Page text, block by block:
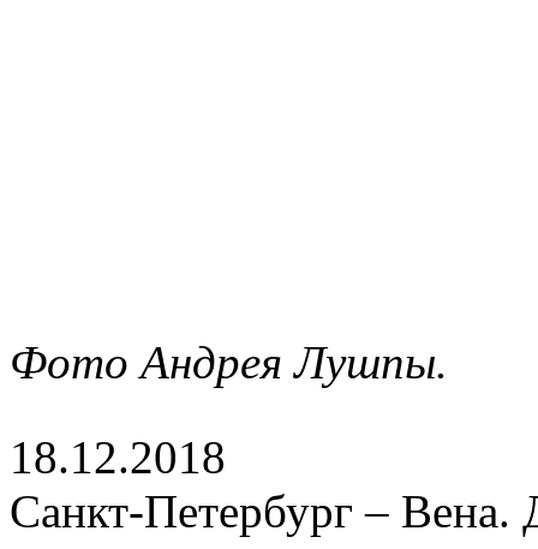
Фото Андрея Лушпы.
18.12.2018
Санкт-Петербург – Вена.